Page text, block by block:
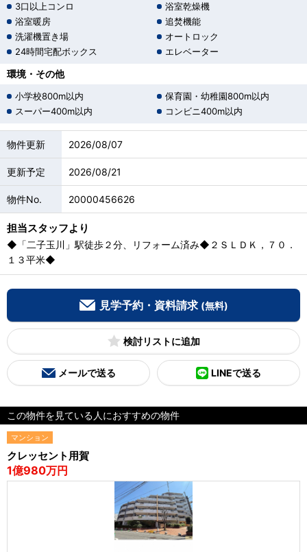
3口以上コンロ
浴室乾燥機
浴室暖房
追焚機能
洗濯機置き場
オートロック
24時間宅配ボックス
エレベーター
環境・その他
小学校800m以内
保育園・幼稚園800m以内
スーパー400m以内
コンビニ400m以内
物件更新 2026/08/07
更新予定 2026/08/21
物件No. 20000456626
担当スタッフより
◆「二子玉川」駅徒歩２分、リフォーム済み◆２ＳＬＤＫ，７０．
１３平米◆
見学予約・資料請求 (無料)
検討リスト
メールで送る LINEで送る
この物件を見ている人におすすめの物件
マンション
クレッセント用賀
1億980万円